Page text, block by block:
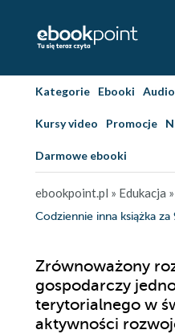
Kategorie Ebooki
Kursy video Promocje
Darmowe ebooki
ebookpoint.pl » Edukacja »
Codziennie inna książka za
Zrównoważony
gospodarczy
terytorialnego w
aktywności